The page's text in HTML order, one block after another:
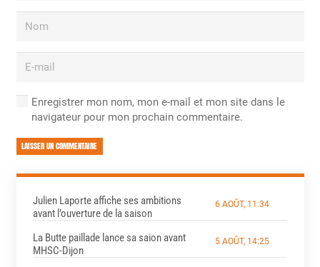
Enregistrer mon nom, mon e-mail et mon site dans le
navigateur pour mon prochain commentaire.
LAISSER UN COMMENTAIRE
Julien Laporte affiche ses ambitions
avant l’ouverture de la saison
6 AOÛT, 11:34
La Butte paillade lance sa saion avant
MHSC-Dijon
5 AOÛT, 14:25